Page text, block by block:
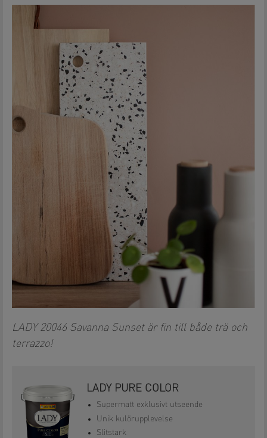
LADY 20046 Savanna Sunset är fin till både trä och
terrazzo!
LADY PURE COLOR
Supermatt exklusivt utseende
Unik kulörupplevelse
Slitstark